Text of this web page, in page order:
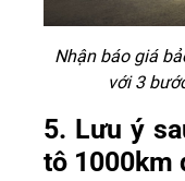
Nhận báo giá
với 3
5. Lưu ý
tô 1000km